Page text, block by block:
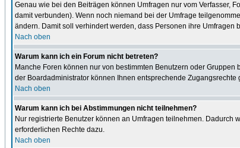
Genau wie bei den Beiträgen können Umfragen nur vom Verfasser,
damit verbunden). Wenn noch niemand bei der Umfrage
ändern. Damit soll verhindert werden, dass Personen ihre Umfragen
Nach oben
Warum kann ich ein Forum nicht betreten?
Manche Foren können nur von bestimmten Benutzern oder
der Boardadministrator können Ihnen entsprechende
Nach oben
Warum kann ich bei Abstimmungen nicht teilnehmen?
Nur registrierte Benutzer können an Umfragen teilnehmen.
erforderlichen Rechte dazu.
Nach oben